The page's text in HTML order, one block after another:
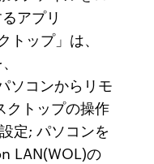
アプリ
トップ」は、
ソコンからリモ
クトップの操作
定; パソコンを
LAN(WOL)の